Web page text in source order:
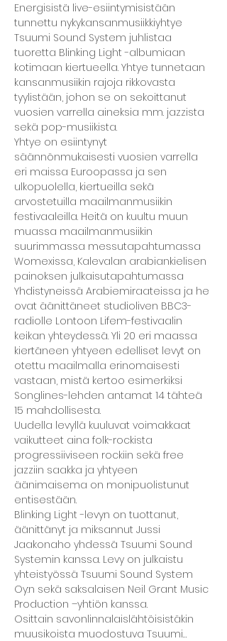
Energisistä live-esiintymisistään
tunnettu nykykansanmusiikkiyhtye
Tsuumi Sound System juhlistaa
tuoretta Blinking Light -albumiaan
kotimaan kiertueella. Yhtye tunnetaan
kansanmusiikin rajoja rikkovasta
tyylistään, johon se on sekoittanut
vuosien varrella aineksia mm. jazzista
sekä pop-musiikista.
Yhtye on esiintynyt
säännönmukaisesti vuosien varrella
eri maissa Euroopassa ja sen
ulkopuolella, kiertueilla sekä
arvostetuilla maailmanmusiikin
festivaaleilla. Heitä on kuultu muun
muassa maailmanmusiikin
suurimmassa messutapahtumassa
Womexissa, Kalevalan arabiankielisen
painoksen julkaisutapahtumassa
Yhdistyneissä Arabiemiraateissa ja he
ovat äänittäneet studioliven BBC3-
radiolle Lontoon Lifem-festivaalin
keikan yhteydessä. Yli 20 eri maassa
kiertäneen yhtyeen edelliset levyt on
otettu maailmalla erinomaisesti
vastaan, mistä kertoo esimerkiksi
Songlines-lehden antamat 14 tähteä
15 mahdollisesta.
Uudella levyllä kuuluvat voimakkaat
vaikutteet aina folk-rockista
progressiiviseen rockiin sekä free
jazziin saakka ja yhtyeen
äänimaisema on monipuolistunut
entisestään.
Blinking Light -levyn on tuottanut,
äänittänyt ja miksannut Jussi
Jaakonaho yhdessä Tsuumi Sound
Systemin kanssa. Levy on julkaistu
yhteistyössä Tsuumi Sound System
Oy:n sekä saksalaisen Neil Grant Music
Production –yhtiön kanssa.
Osittain savonlinnalaislähtöisistäkin
muusikoista muodostuva Tsuumi…